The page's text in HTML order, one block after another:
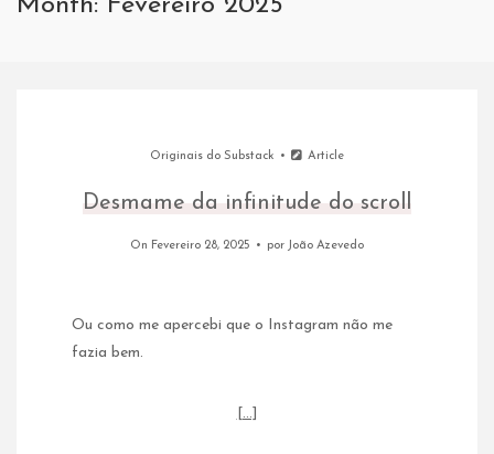
Month: Fevereiro 2025
Originais do Substack Article
Desmame da infinitude do scroll
On Fevereiro 28, 2025 por João Azevedo
Ou como me apercebi que o Instagram não me
fazia bem.
[…]